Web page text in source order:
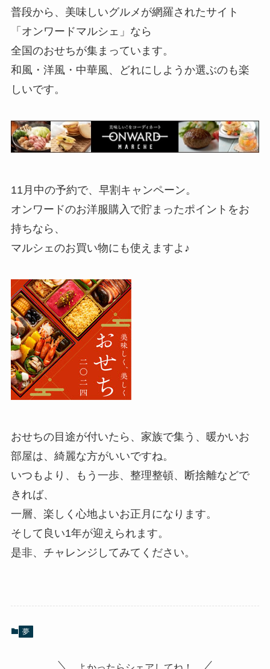
普段から、美味しいグルメが網羅されたサイト
「オンワードマルシェ」なら
全国のおせちが集まっています。
和風・洋風・中華風、どれにしようか選ぶのも楽
しいです。
11月中の予約で、早割キャンペーン。
オンワードのお洋服購入で貯まったポイントをお
持ちなら、
マルシェのお買い物にも使えますよ♪
おせちの目途が付いたら、家族で集う、暖かいお
部屋は、綺麗な方がいいですね。
いつもより、もう一歩、整理整頓、断捨離などで
きれば、
一層、楽しく心地よいお正月になります。
そして良い1年が迎えられます。
是非、チャレンジしてみてください。
夢